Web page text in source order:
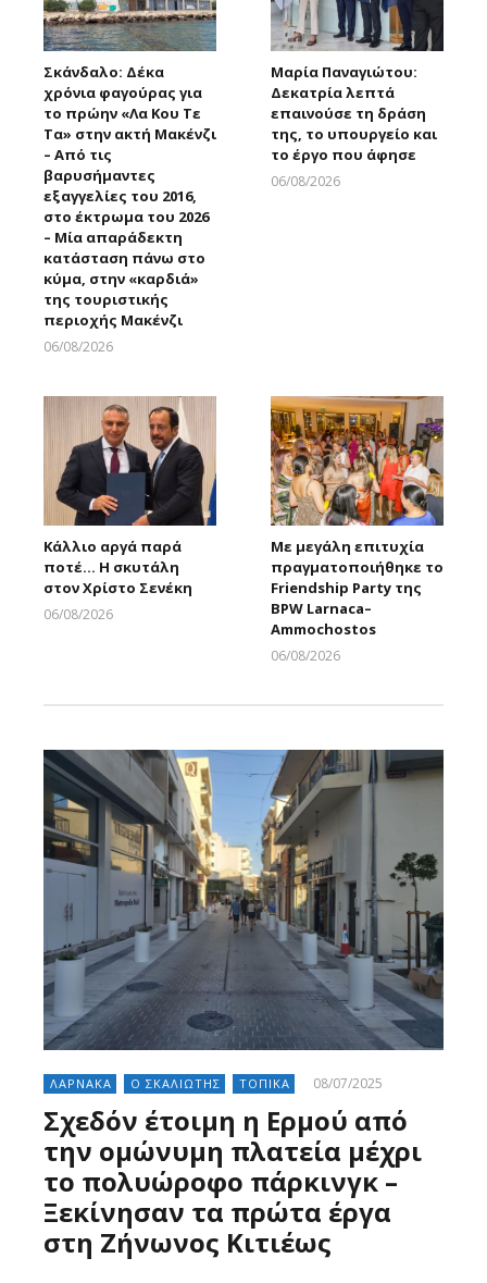
Σκάνδαλο: Δέκα
χρόνια φαγούρας για
το πρώην «Λα Κου Τε
Τα» στην ακτή Μακένζι
– Από τις
βαρυσήμαντες
εξαγγελίες του 2016,
στο έκτρωμα του 2026
– Μία απαράδεκτη
κατάσταση πάνω στο
κύμα, στην «καρδιά»
της τουριστικής
περιοχής Μακένζι
06/08/2026
Μαρία Παναγιώτου:
Δεκατρία λεπτά
επαινούσε τη δράση
της, το υπουργείο και
το έργο που άφησε
06/08/2026
Κάλλιο αργά παρά
ποτέ… Η σκυτάλη
στον Χρίστο Σενέκη
06/08/2026
Με μεγάλη επιτυχία
πραγματοποιήθηκε το
Friendship Party της
BPW Larnaca–
Ammochostos
06/08/2026
ΛΑΡΝΑΚΑ Ο ΣΚΑΛΙΩΤΗΣ ΤΟΠΙΚΑ 08/07/2025
Σχεδόν έτοιμη η Ερμού από
την ομώνυμη πλατεία μέχρι
το πολυώροφο πάρκινγκ –
Ξεκίνησαν τα πρώτα έργα
στη Ζήνωνος Κιτιέως